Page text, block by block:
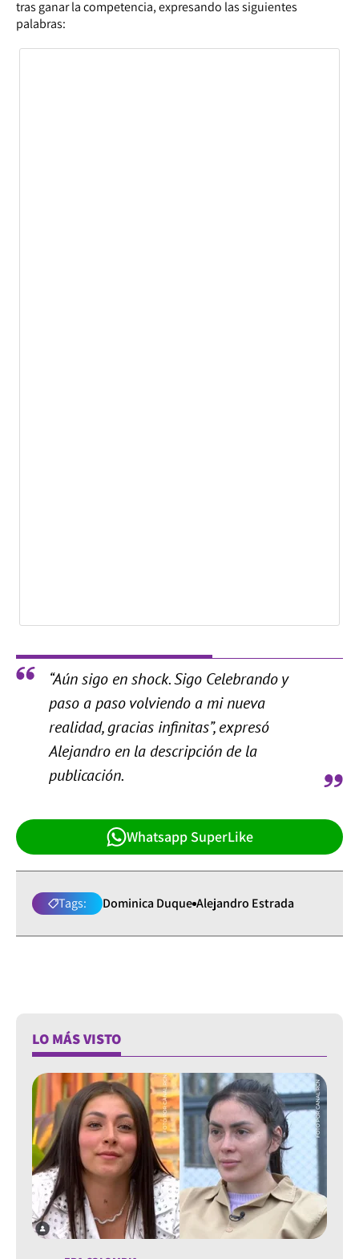
tras ganar la competencia, expresando las siguientes
palabras:
“Aún sigo en shock. Sigo Celebrando y
paso a paso volviendo a mi nueva
realidad, gracias infinitas”, expresó
Alejandro en la descripción de la
publicación.
Whatsapp SuperLike
Tags: Dominica Duque Alejandro Estrada
LO MÁS VISTO